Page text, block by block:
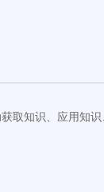
取知识、应用知